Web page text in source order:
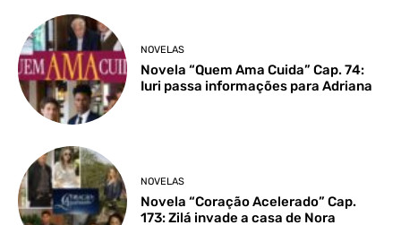
NOVELAS
Novela “Quem Ama Cuida” Cap. 74:
Iuri passa informações para Adriana
NOVELAS
Novela “Coração Acelerado” Cap.
173: Zilá invade a casa de Nora